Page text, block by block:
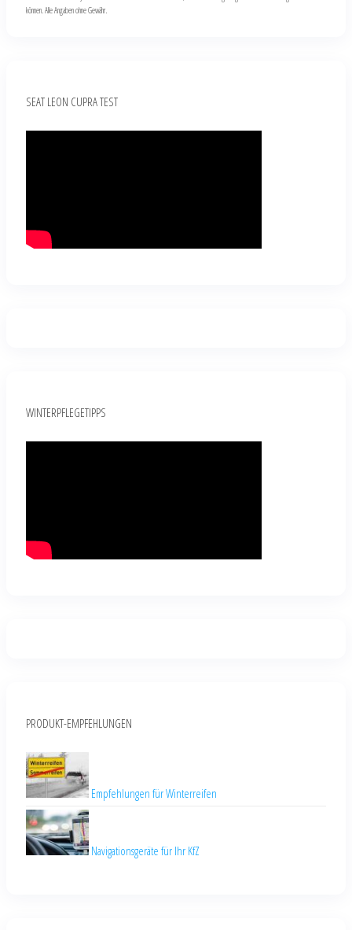
können. Alle Angaben ohne Gewähr.
SEAT LEON CUPRA TEST
WINTERPFLEGETIPPS
PRODUKT-EMPFEHLUNGEN
Empfehlungen für Winterreifen
Navigationsgeräte für Ihr KfZ